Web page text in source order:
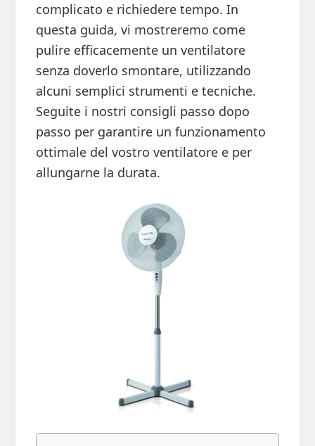
complicato e richiedere tempo. In
questa guida, vi mostreremo come
pulire efficacemente un ventilatore
senza doverlo smontare, utilizzando
alcuni semplici strumenti e tecniche.
Seguite i nostri consigli passo dopo
passo per garantire un funzionamento
ottimale del vostro ventilatore e per
allungarne la durata.